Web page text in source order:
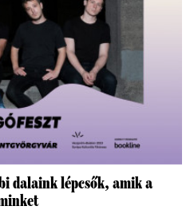
dalaink lépcsők, amik a